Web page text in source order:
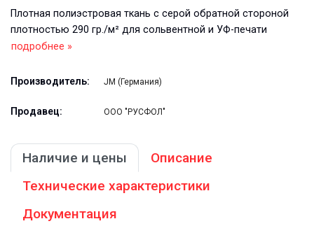
Плотная полиэстровая ткань с серой обратной стороной
плотностью 290 гр./м² для сольвентной и УФ-печати
подробнее »
Производитель: JM (Германия)
Продавец: ООО "РУСФОЛ"
Наличие и цены
Описание
Технические характеристики
Документация